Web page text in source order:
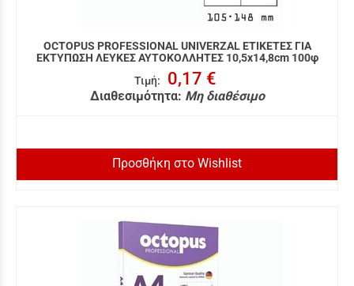
OCTOPUS PROFESSIONAL UNIVERZAL ΕΤΙΚΕΤΕΣ ΓΙΑ
ΕΚΤΥΠΩΣΗ ΛΕΥΚΕΣ ΑΥΤΟΚΟΛΛΗΤΕΣ 10,5x14,8cm 100φ
Τιμή: 0,17 €
Διαθεσιμότητα: Μη διαθέσιμο
Προσθήκη στο Wishlist